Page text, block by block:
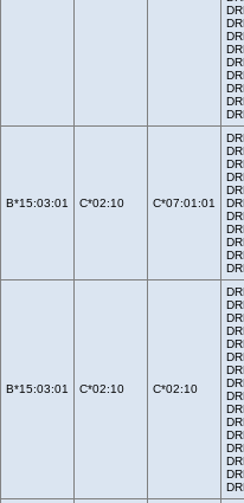
B*15:03:01 C*02:10 C*07:01:01
B*15:03:01 C*02:10 C*02:10